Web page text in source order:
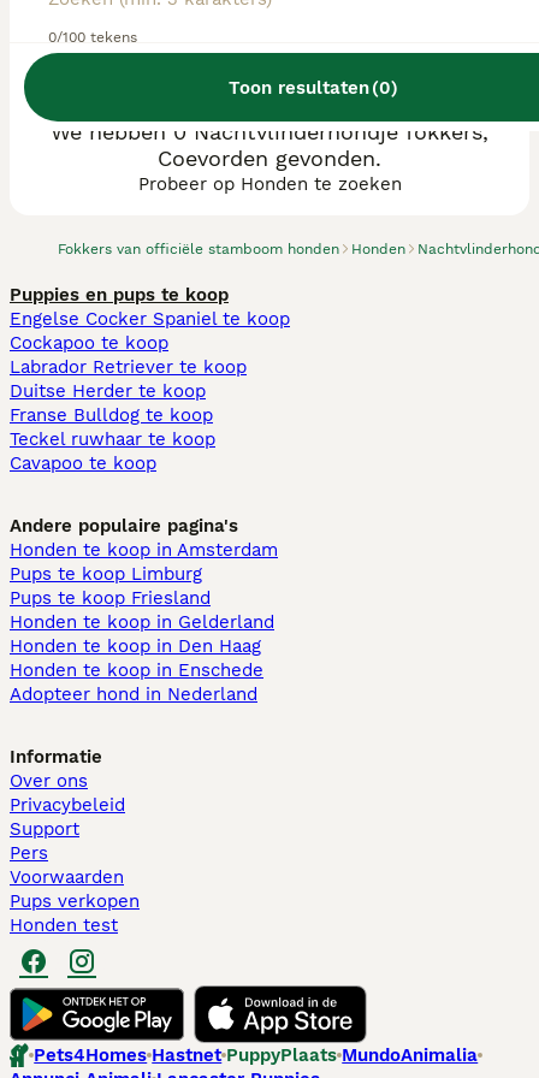
0/100 tekens
Toon resultaten(0)
Fokkers van officiële stamboom honden Honden
We hebben 0 Nachtvlinderhondje fokkers,
Coevorden gevonden.
Probeer op Honden te zoeken
Puppies en pups te koop
Engelse Cocker Spaniel te koop
Cockapoo te koop
Labrador Retriever te koop
Duitse Herder te koop
Franse Bulldog te koop
Teckel ruwhaar te koop
Cavapoo te koop
Andere populaire pagina's
Honden te koop in Amsterdam
Pups te koop Limburg​
Pups te koop Friesland​
Honden te koop in Gelderland
Honden te koop in Den Haag
Honden te koop in Enschede
Adopteer hond in Nederland
Informatie
Over ons
Privacybeleid
Support
Pers
Voorwaarden
Pups verkopen
Honden test
Pets4Homes Hastnet PuppyPlaats MundoAnimalia